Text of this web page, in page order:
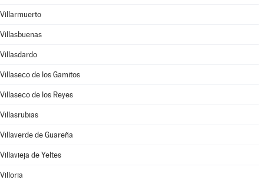
Villarmuerto
Villasbuenas
Villasdardo
Villaseco de los Gamitos
Villaseco de los Reyes
Villasrubias
Villaverde de Guareña
Villavieja de Yeltes
Villoria